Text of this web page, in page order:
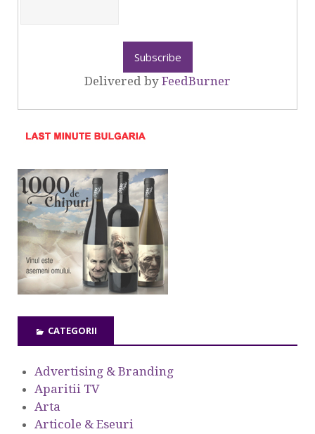
Delivered by FeedBurner
CATEGORII
Advertising & Branding
Aparitii TV
Arta
Articole & Eseuri